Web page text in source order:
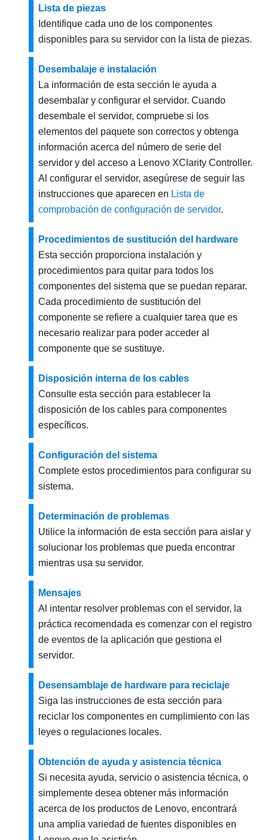
Lista de piezas
Identifique cada uno de los componentes
disponibles para su servidor con la lista de piezas.
Desembalaje e instalación
La información de esta sección le ayuda a
desembalar y configurar el servidor. Cuando
desembale el servidor, compruebe si los
elementos del paquete son correctos y obtenga
información acerca del número de serie del
servidor y del acceso a Lenovo XClarity Controller.
Al configurar el servidor, asegúrese de seguir las
instrucciones que aparecen en Lista de
comprobación de configuración de servidor.
Procedimientos de sustitución del hardware
Esta sección proporciona instalación y
procedimientos para quitar para todos los
componentes del sistema que se puedan reparar.
Cada procedimiento de sustitución del
componente se refiere a cualquier tarea que es
necesario realizar para poder acceder al
componente que se sustituye.
Disposición interna de los cables
Consulte esta sección para establecer la
disposición de los cables para componentes
específicos.
Configuración del sistema
Complete estos procedimientos para configurar su
sistema.
Determinación de problemas
Utilice la información de esta sección para aislar y
solucionar los problemas que pueda encontrar
mientras usa su servidor.
Mensajes
Al intentar resolver problemas con el servidor, la
práctica recomendada es comenzar con el registro
de eventos de la aplicación que gestiona el
servidor.
Desensamblaje de hardware para reciclaje
Siga las instrucciones de esta sección para
reciclar los componentes en cumplimiento con las
leyes o regulaciones locales.
Obtención de ayuda y asistencia técnica
Si necesita ayuda, servicio o asistencia técnica, o
simplemente desea obtener más información
acerca de los productos de Lenovo, encontrará
una amplia variedad de fuentes disponibles en